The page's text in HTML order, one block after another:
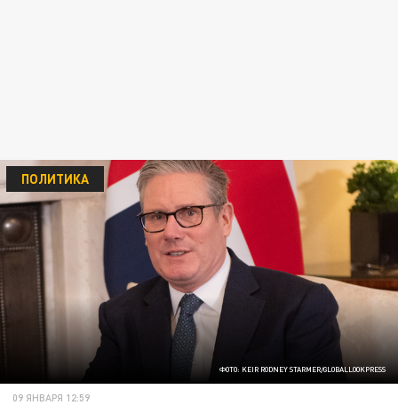
ФОТО: KEIR RODNEY STARMER/GLOBALLOOKPRESS
ПОЛИТИКА
09 ЯНВАРЯ 12:59